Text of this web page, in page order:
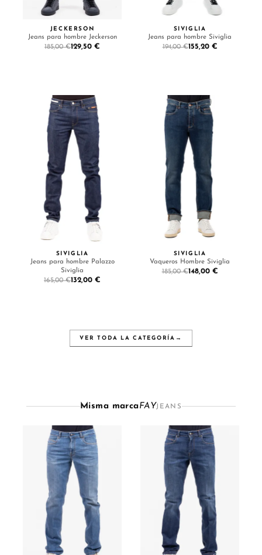
JECKERSON
Jeans para hombre Jeckerson
185,00 €129,50 €
SIVIGLIA
Jeans para hombre Siviglia
194,00 €155,20 €
SIVIGLIA
Jeans para hombre Palazzo
Siviglia
165,00 €132,00 €
SIVIGLIA
Vaqueros Hombre Siviglia
185,00 €148,00 €
VER TODA LA CATEGORÍA →
Misma marcaFAYJEANS